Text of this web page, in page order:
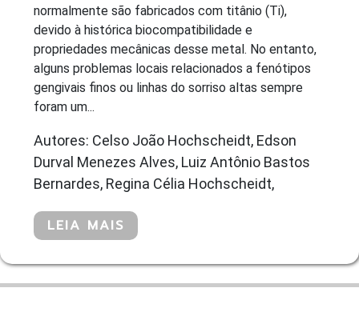
normalmente são fabricados com titânio (Ti),
devido à histórica biocompatibilidade e
propriedades mecânicas desse metal. No entanto,
alguns problemas locais relacionados a fenótipos
gengivais finos ou linhas do sorriso altas sempre
foram um...
Autores: Celso João Hochscheidt, Edson
Durval Menezes Alves, Luiz Antônio Bastos
Bernardes, Regina Célia Hochscheidt,
LEIA MAIS